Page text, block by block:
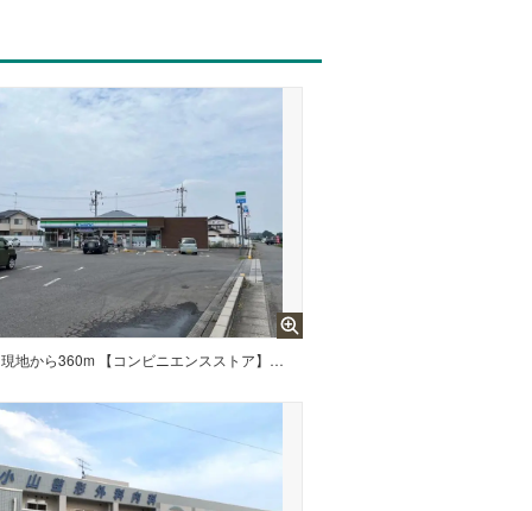
現地から360m 【コンビニエンスストア】ファミリーマート 小山田間店まで360m